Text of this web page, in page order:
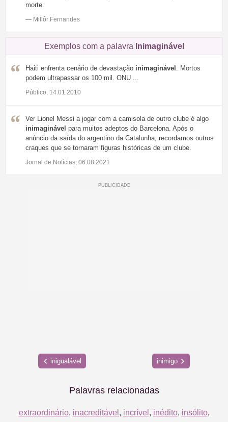
morte.
— Millôr Fernandes
Exemplos com a palavra Inimaginável
Haiti enfrenta cenário de devastação inimaginável . Mortos
podem ultrapassar os 100 mil. ONU ...
Público, 14.01.2010
Ver Lionel Messi a jogar com a camisola de outro clube é algo
inimaginável para muitos adeptos do Barcelona. Após o
anúncio da saída do argentino da Catalunha, recordamos outros
craques que se tornaram figuras históricas de um clube.
Jornal de Notícias, 06.08.2021
inigualável inimigo
Palavras relacionadas
extraordinário, inacreditável , incrível , inédito, insólito,